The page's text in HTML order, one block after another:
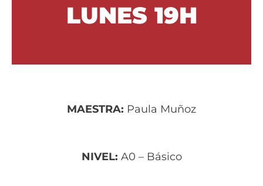
LUNES 19H​
MAESTRA: Paula Muñoz
NIVEL: A0 – Básico